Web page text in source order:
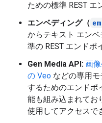
ための標準 REST エ
エンベディング（
からテキスト エン
準の REST エンドポ
Gen Media API: 画
の Veo などの専用
するためのエンドポ
能も組み込まれてお
使用してアクセスで